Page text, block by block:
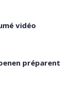
vidéo
préparent